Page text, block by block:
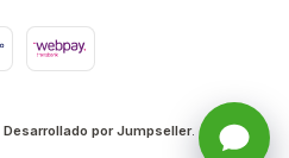
Desarrollado por Jumpseller.